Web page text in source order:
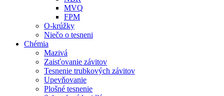
MVQ
FPM
O-krúžky
Niečo o tesneni
Chémia
Mazivá
Zaisťovanie závitov
Tesnenie trubkových závitov
Upevňovanie
Plošné tesnenie